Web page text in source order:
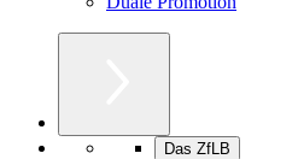
Das ZfLB